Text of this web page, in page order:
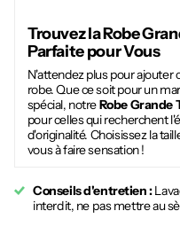
Trouvez laRobe
Parfaite pour Vous
N'attendez plus pour ajouter
robe. Que ce soit pour un
spécial, notreRobe Grande
pour celles qui recherchent
d'originalité. Choisissez la
vous à faire sensation !
Conseils d'entretien :
interdit, ne pas mettre au